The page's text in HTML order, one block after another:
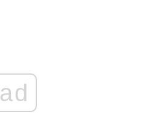
ad